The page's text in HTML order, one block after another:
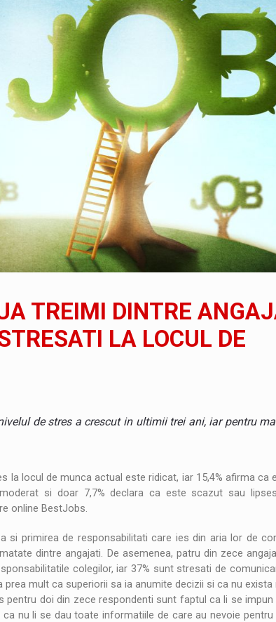
ON THE INTERNATIONAL BUSINESS SCENE
MOST DIGITALIZED WHOLESALER IN ROMANIA
by benzinariile RO concept OSCAR – peste 500 de
management a Pall-Ex, liderul pietei de transport
MEMBRU AL FAMILIEI: RANGE ROVER GT
Demand
TREIMI DINTRE
LA LOCUL DE
de stres a crescut in ultimii trei ani, iar pentru
la locul de munca actual este ridicat, iar 15,4% afirma ca
si doar 7,7% declara ca este scazut sau
online BestJobs.
si primirea de responsabilitati care ies din aria lor de
dintre angajati. De asemenea, patru din zece
colegilor, iar 37% sunt stresati de
mult ca superiorii sa ia anumite decizii si ca nu exista
doi din zece respondenti sunt faptul ca li se impun
nu li se dau toate informatiile de care au nevoie